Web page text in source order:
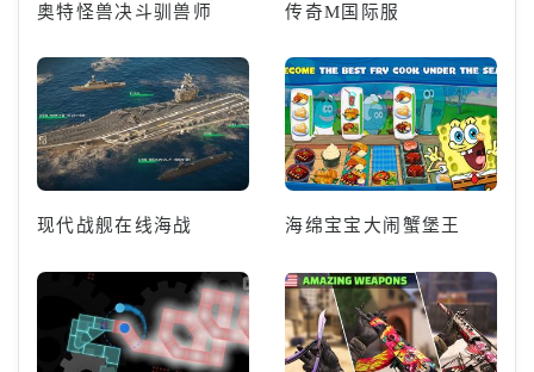
奥特怪兽决斗驯兽师 传奇M国际服
现代战舰在线海战 海绵宝宝大闹蟹堡王